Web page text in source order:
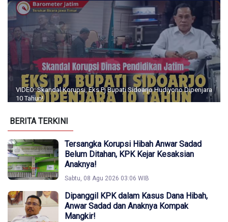
VIDEO: Skandal Korupsi, Eks Pj Bupati Sidoarjo Hudiyono Dipenjara
10 Tahun!
BERITA TERKINI
Tersangka Korupsi Hibah Anwar Sadad
Belum Ditahan, KPK Kejar Kesaksian
Anaknya!
Sabtu, 08 Agu 2026 03:06 WIB
Dipanggil KPK dalam Kasus Dana Hibah,
Anwar Sadad dan Anaknya Kompak
Mangkir!